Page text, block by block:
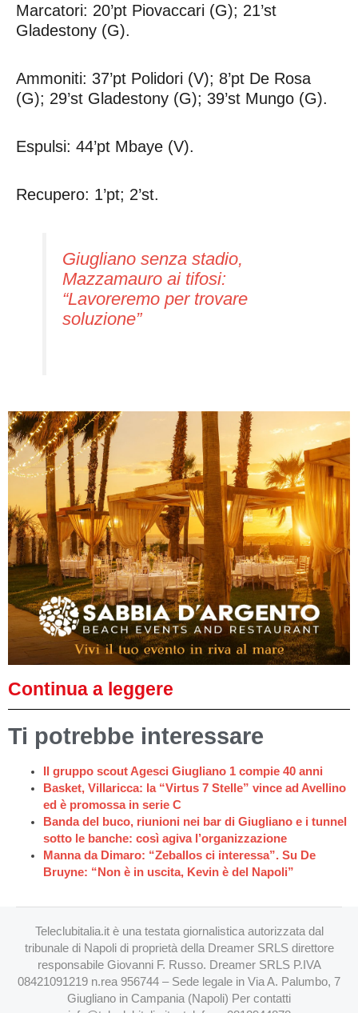
Marcatori: 20’pt Piovaccari (G); 21’st
Gladestony (G).
Ammoniti: 37’pt Polidori (V); 8’pt De Rosa
(G); 29’st Gladestony (G); 39’st Mungo (G).
Espulsi: 44’pt Mbaye (V).
Recupero: 1’pt; 2’st.
Giugliano senza stadio,
Mazzamauro ai tifosi:
“Lavoreremo per trovare
soluzione”
Continua a leggere
Ti potrebbe interessare
Il gruppo scout Agesci Giugliano 1 compie 40 anni
Basket, Villaricca: la “Virtus 7 Stelle” vince ad Avellino
ed è promossa in serie C
Banda del buco, riunioni nei bar di Giugliano e i tunnel
sotto le banche: così agiva l’organizzazione
Manna da Dimaro: “Zeballos ci interessa”. Su De
Bruyne: “Non è in uscita, Kevin è del Napoli”
Teleclubitalia.it è una testata giornalistica autorizzata dal
tribunale di Napoli di proprietà della Dreamer SRLS direttore
responsabile Giovanni F. Russo. Dreamer SRLS P.IVA
08421091219 n.rea 956744 – Sede legale in Via A. Palumbo, 7
Giugliano in Campania (Napoli) Per contatti